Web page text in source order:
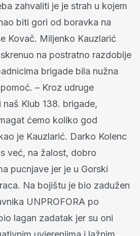
zahvaliti je je strah u kojem
biti gori od boravka na
Kovač. Miljenko Kauzlarić
na postratno razdoblje
brigade bila nužna
– Kroz udruge
Klub 138. brigade,
ćemo koliko god
je Kauzlarić. Darko Kolenc
već, na žalost, dobro
pucnjave jer je u Gorski
Na bojištu je bio zadužen
UNPROFORA po
lagan zadatak jer su oni